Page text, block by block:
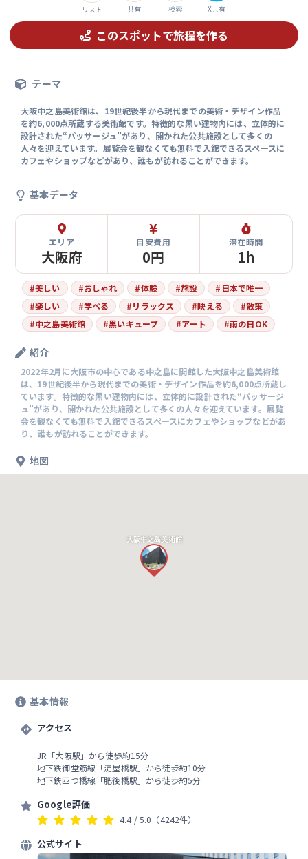
リスト 共有 検索 X共有
このスポットで旅程を作る
テーマ
大阪中之島美術館は、19世紀後半から現代までの美術・デザイン作品
を約6,000点所蔵する美術館です。特徴的な黒い建物内には、立体的に
設計された“パッサージュ”があり、開かれた公共施設として多くの
人々を迎えています。展覧会を観なくても無料で入館できるスペースに
カフェやショップなどがあり、誰もが訪れることができます。
基本データ
エリア
大阪府
目安費用
0円
滞在時間
1h
#美しい #おしゃれ #体験 #施設 # 日本で唯一
#楽しい #学べる #リラックス #映える #散策
#中之島美術館 #黒いキューブ #アート #雨の日OK
紹介
2022年2月に大阪市の中心である中之島に開館した大阪中之島美術館
は、19世紀後半から現代までの美術・デザイン作品を約6,000点所蔵し
ています。特徴的な黒い建物内には、立体的に設計された“パッサージ
ュ”があり、開かれた公共施設として多くの人々を迎えています。展覧
会を観なくても無料で入館できるスペースにカフェやショップなどがあ
り、誰もが訪れることができます。
地図
大阪中之島美術館
基本情報
アクセス
JR「大阪駅」から徒歩約15分
地下鉄御堂筋線「淀屋橋駅」から徒歩約10分
地下鉄四つ橋線「肥後橋駅」から徒歩約5分
Google評価
4.4 / 5.0 （4242件）
公式サイト